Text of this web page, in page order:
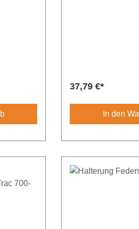
Regulärer Preis:
37,79 €*
In den